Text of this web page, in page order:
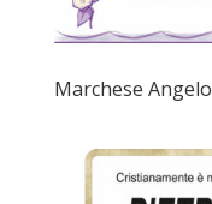
Marchese Angelo